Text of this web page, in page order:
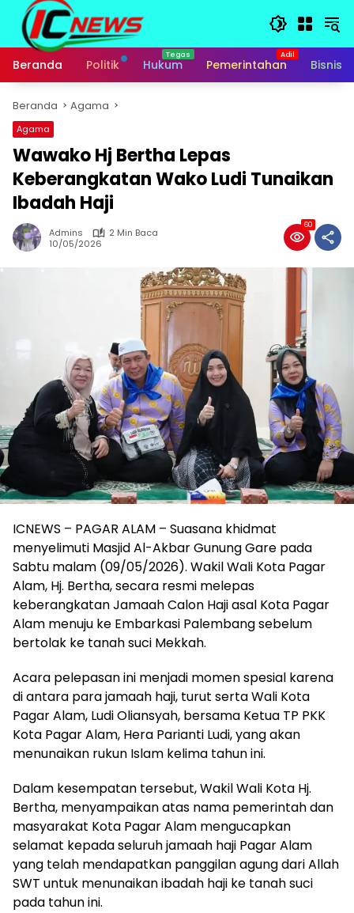
Langsung
konten
Beranda
Politik Hukum Pemerintahan Bisnis
Beranda Agama
Agama
Wawako Hj Bertha Lepas
Keberangkatan Wako Ludi Tunaikan
Ibadah Haji
Admins
2 Min Baca
10/05/2026
60
ICNEWS – PAGAR ALAM – Suasana khidmat
menyelimuti Masjid Al-Akbar Gunung Gare pada
Sabtu malam (09/05/2026). Wakil Wali Kota Pagar
Alam, Hj. Bertha, secara resmi melepas
keberangkatan Jamaah Calon Haji asal Kota Pagar
Alam menuju ke Embarkasi Palembang sebelum
bertolak ke tanah suci Mekkah.
​Acara pelepasan ini menjadi momen spesial karena
di antara para jamaah haji, turut serta Wali Kota
Pagar Alam, Ludi Oliansyah, bersama Ketua TP PKK
Kota Pagar Alam, Hera Parianti Ludi, yang akan
menunaikan rukun Islam kelima tahun ini.
Dalam kesempatan tersebut, Wakil Wali Kota Hj.
Bertha, menyampaikan atas nama pemerintah dan
masyarakat Kota Pagar Alam mengucapkan
selamat kepada seluruh jamaah haji Pagar Alam
yang telah mendapatkan panggilan agung dari Allah
SWT untuk menunaikan ibadah haji ke tanah suci
pada tahun ini.